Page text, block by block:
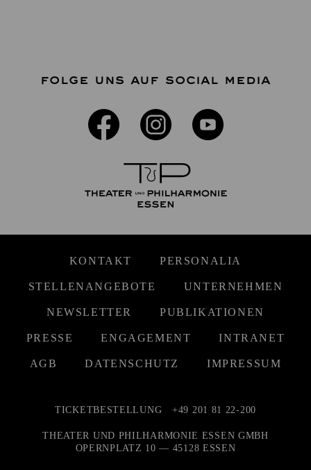
FOLGE UNS AUF SOCIAL MEDIA
KONTAKT PERSONALIA
STELLENANGEBOTE UNTERNEHMEN
NEWSLETTER PUBLIKATIONEN
PRESSE ENGAGEMENT INTRANET
AGB DATENSCHUTZ IMPRESSUM
TICKETBESTELLUNG +49 201 81 22-200
THEATER UND PHILHARMONIE ESSEN GMBH
OPERNPLATZ 10 — 45128 ESSEN